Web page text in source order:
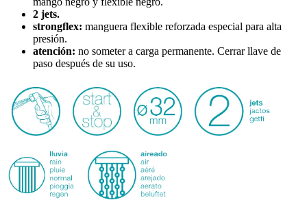
2 jets.
strongflex: manguera flexible reforzada especial para alta
presión.
atención: no someter a carga permanente. Cerrar llave de
paso después de su uso.